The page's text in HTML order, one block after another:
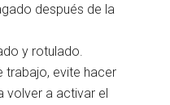
después de la
y rotulado.
trabajo, evite hacer
volver a activar el